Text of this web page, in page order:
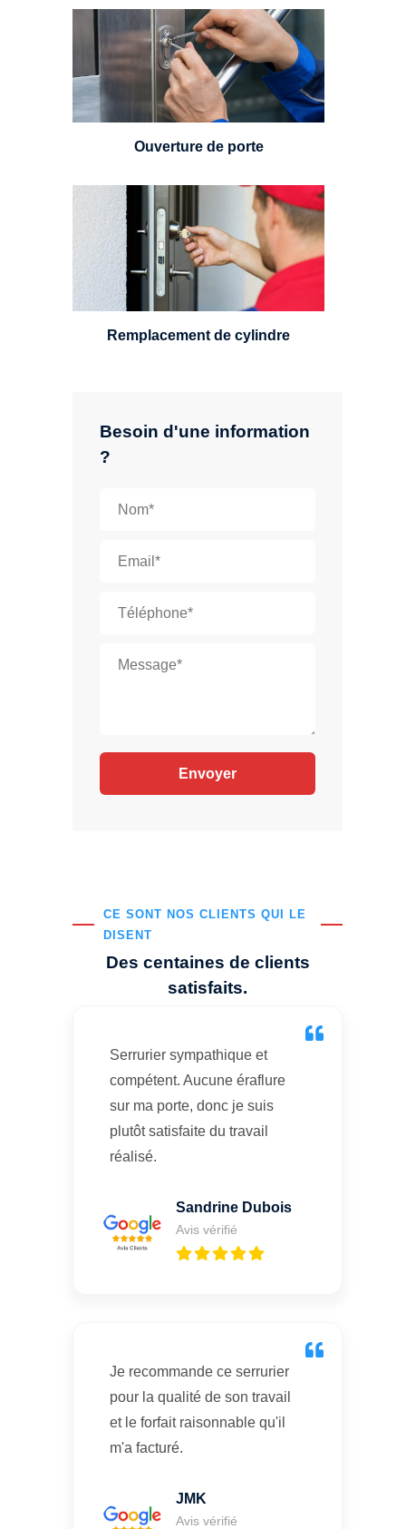
Besoin d'une information
?
CE SONT NOS CLIENTS QUI LE
DISENT
Des centaines de clients
satisfaits.
Serrurier sympathique et
compétent. Aucune éraflure
sur ma porte, donc je suis
plutôt satisfaite du travail
réalisé.
Sandrine Dubois
Avis vérifié
Je recommande ce serrurier
pour la qualité de son travail
et le forfait raisonnable qu'il
m'a facturé.
JMK
Avis vérifié
Vous avez perdu vos clés ou la
porte s'est refermée derrière vous
? Un serrurier est disponible
24h/7.
Ouverture de porte
Un serrurier sera en mesure de
choisir et remplacer un cylindre
standard, à 5 leviers ou à 3
leviers, Mul-T-Lock ou encore
multipoints.
Remplacement de cylindre